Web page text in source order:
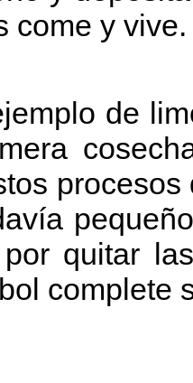
come y vive.
de
quitar
complete